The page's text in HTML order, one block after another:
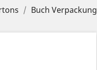
Buch Verpackung